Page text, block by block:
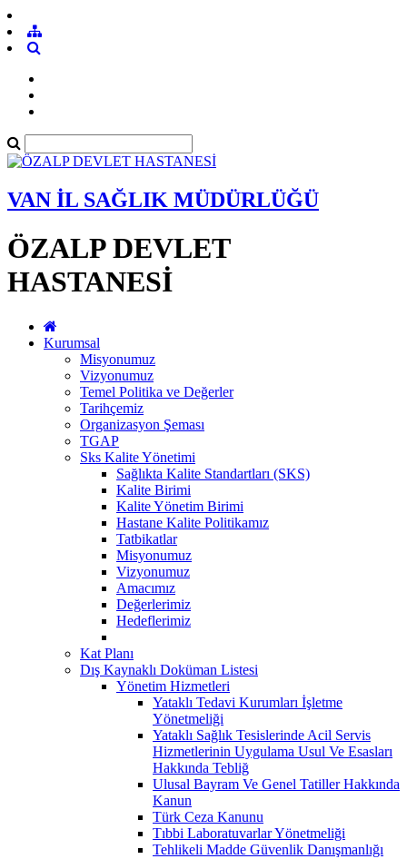
VAN İL SAĞLIK MÜDÜRLÜĞÜ
ÖZALP DEVLET
HASTANESİ
Kurumsal
Misyonumuz
Vizyonumuz
Temel Politika ve Değerler
Tarihçemiz
Organizasyon Şeması
TGAP
Sks Kalite Yönetimi
Sağlıkta Kalite Standartları (SKS)
Kalite Birimi
Kalite Yönetim Birimi
Hastane Kalite Politikamız
Tatbikatlar
Misyonumuz
Vizyonumuz
Amacımız
Değerlerimiz
Hedeflerimiz
Kat Planı
Dış Kaynaklı Doküman Listesi
Yönetim Hizmetleri
Yataklı Tedavi Kurumları İşletme
Yönetmeliği
Yataklı Sağlık Tesislerinde Acil Servis
Hizmetlerinin Uygulama Usul Ve Esasları
Hakkında Tebliğ
Ulusal Bayram Ve Genel Tatiller Hakkında
Kanun
Türk Ceza Kanunu
Tıbbi Laboratuvarlar Yönetmeliği
Tehlikeli Madde Güvenlik Danışmanlığı